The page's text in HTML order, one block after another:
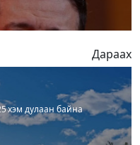
Дараах
хэм дулаан байна